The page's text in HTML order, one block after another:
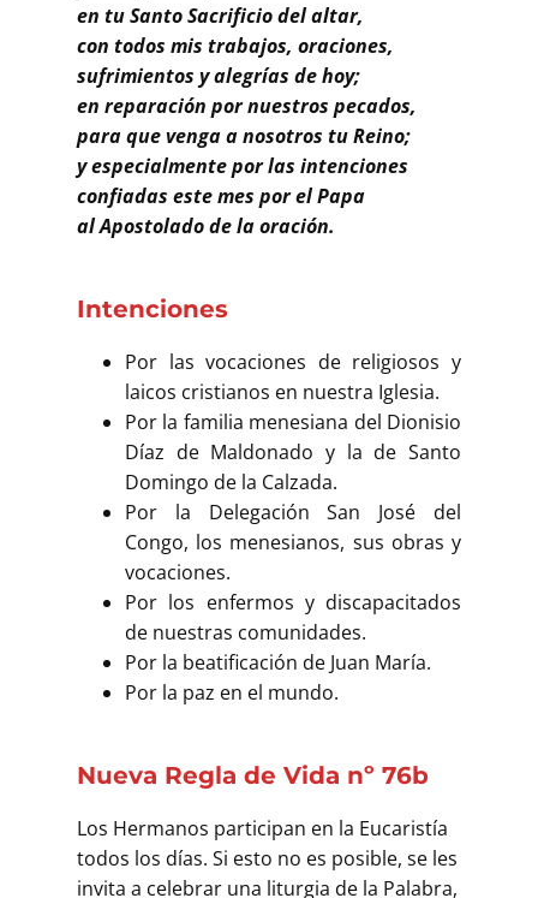
en tu Santo Sacrificio del altar,
con todos mis trabajos, oraciones,
sufrimientos y alegrías de hoy;
en reparación por nuestros pecados,
para que venga a nosotros tu Reino;
y especialmente por las intenciones
confiadas este mes por el Papa
al Apostolado de la oración.
Intenciones
Por las vocaciones de religiosos y
laicos cristianos en nuestra Iglesia.
Por la familia menesiana del Dionisio
Díaz de Maldonado y la de Santo
Domingo de la Calzada.
Por la Delegación San José del
Congo, los menesianos, sus obras y
vocaciones.
Por los enfermos y discapacitados
de nuestras comunidades.
Por la beatificación de Juan María.
Por la paz en el mundo.
Nueva Regla de Vida nº 76b
Los Hermanos participan en la Eucaristía
todos los días. Si esto no es posible, se les
invita a celebrar una liturgia de la Palabra,